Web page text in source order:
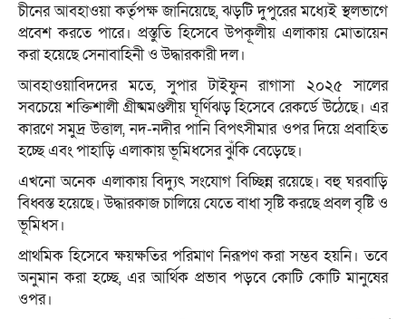
চীনের আবহাওয়া কর্তৃপক্ষ জানিয়েছে, ঝড়টি দুপুরের মধ্যেই স্থলভাগে
প্রবেশ করতে পারে। প্রস্তুতি হিসেবে উপকূলীয় এলাকায় মোতায়েন
করা হয়েছে সেনাবাহিনী ও উদ্ধারকারী দল।
আবহাওয়াবিদদের মতে, সুপার টাইফুন রাগাসা ২০২৫ সালের
সবচেয়ে শক্তিশালী গ্রীষ্মমণ্ডলীয় ঘূর্ণিঝড় হিসেবে রেকর্ডে উঠেছে। এর
কারণে সমুদ্র উত্তাল, নদ-নদীর পানি বিপৎসীমার ওপর দিয়ে প্রবাহিত
হচ্ছে এবং পাহাড়ি এলাকায় ভূমিধসের ঝুঁকি বেড়েছে।
এখনো অনেক এলাকায় বিদ্যুৎ সংযোগ বিচ্ছিন্ন রয়েছে। বহু ঘরবাড়ি
বিধ্বস্ত হয়েছে। উদ্ধারকাজ চালিয়ে যেতে বাধা সৃষ্টি করছে প্রবল বৃষ্টি ও
ভূমিধস।
প্রাথমিক হিসেবে ক্ষয়ক্ষতির পরিমাণ নিরূপণ করা সম্ভব হয়নি। তবে
অনুমান করা হচ্ছে, এর আর্থিক প্রভাব পড়বে কোটি কোটি মানুষের
ওপর।